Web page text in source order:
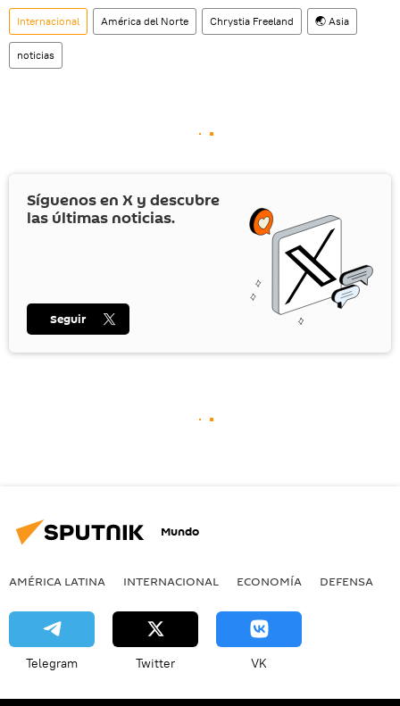
Internacional América del Norte Chrystia Freeland 🌏 Asia
noticias
Síguenos en X y descubre
las últimas noticias.
Seguir
Mundo
AMÉRICA LATINA INTERNACIONAL ECONOMÍA DEFENSA
Telegram Twitter VK